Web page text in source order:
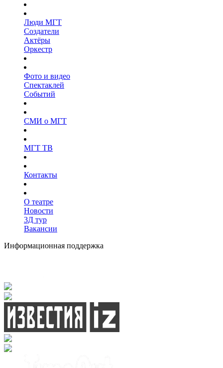
Люди МГТ
Создатели
Актёры
Оркестр
Фото и видео
Спектаклей
Событий
СМИ о МГТ
МГТ ТВ
Контакты
О театре
Новости
3Д тур
Вакансии
Информационная поддержка